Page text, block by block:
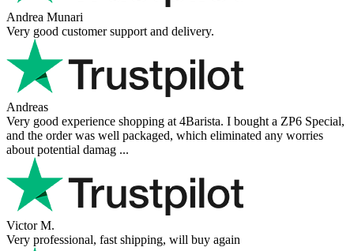
Andrea Munari
Very good customer support and delivery.
Andreas
Very good experience shopping at 4Barista. I bought a ZP6 Special,
and the order was well packaged, which eliminated any worries
about potential damag ...
Victor M.
Very professional, fast shipping, will buy again